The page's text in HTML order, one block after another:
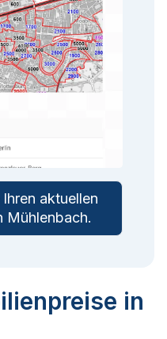
aktuellen
Mühlenbach.
in